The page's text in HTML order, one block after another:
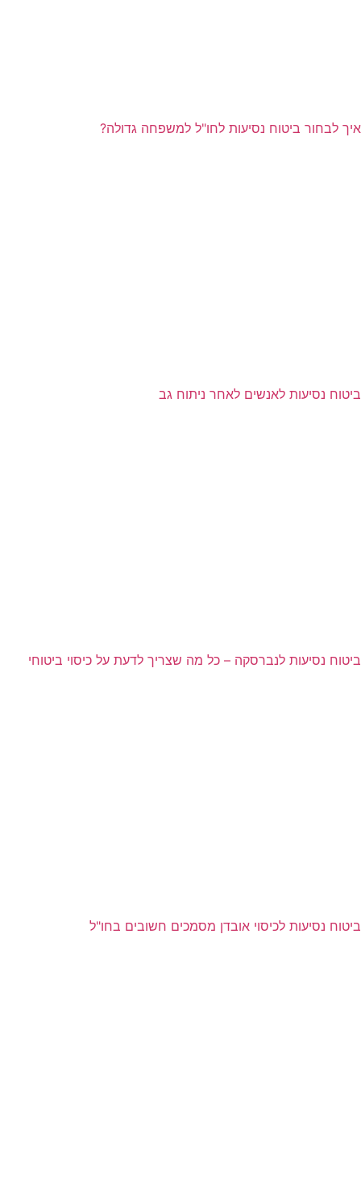
איך לבחור ביטוח נסיעות לחו"ל למשפחה גדולה?
ביטוח נסיעות לאנשים לאחר ניתוח גב
ביטוח נסיעות לנברסקה – כל מה שצריך לדעת על כיסוי ביטוחי
ביטוח נסיעות לכיסוי אובדן מסמכים חשובים בחו"ל